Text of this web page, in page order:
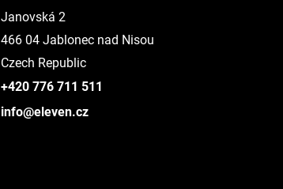
Janovská 2
466 04 Jablonec nad Nisou
Czech Republic
+420 776 711 511
info@eleven.cz